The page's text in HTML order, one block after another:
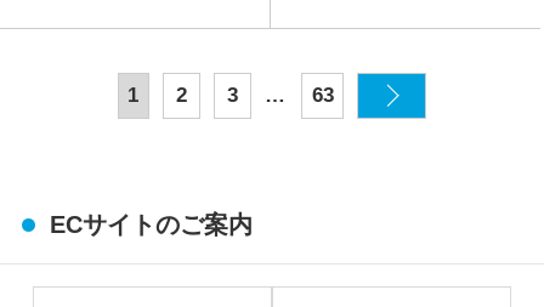
1 2 3 … 63
ECサイトのご案内